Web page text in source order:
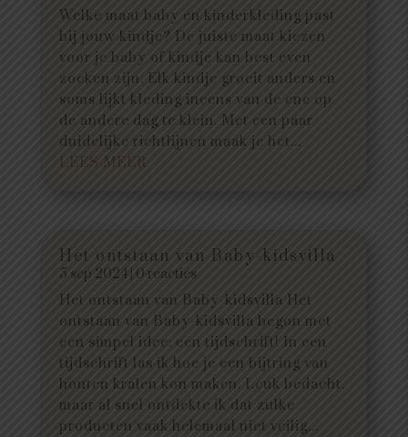
Welke maat baby en kinderkleding past
bij jouw kindje? De juiste maat kiezen
voor je baby of kindje kan best even
zoeken zijn. Elk kindje groeit anders en
soms lijkt kleding ineens van de ene op
de andere dag te klein. Met een paar
duidelijke richtlijnen maak je het...
LEES MEER
Het ontstaan van Baby-kidsvilla
5 sep 2024| 0 reacties
Het ontstaan van Baby-kidsvilla Het
ontstaan van Baby-kidsvilla begon met
een simpel idee: een tijdschrift! In een
tijdschrift las ik hoe je een bijtring van
houten kralen kon maken. Leuk bedacht,
maar al snel ontdekte ik dat zulke
producten vaak helemaal niet veilig...